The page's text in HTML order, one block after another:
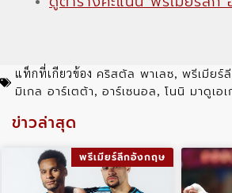
แท็กที่เกียวข้อง คริสตัล พาเลซ, พรีเมียร์
มิเกล อาร์เตต้า, อาร์เซนอล, โนนิ มาดูเอเ
ข่าวล่าสุด
พรีเมียร์ลีกอังกฤษ